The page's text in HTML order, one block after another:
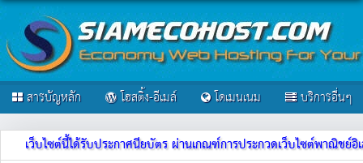
สารบัญหลัก โฮสติ้ง-อีเมล์ โดเมนเนม บริการอื่นๆ
เว็บไซต์นี้ได้รับประกาศนียบัตร ผ่านเกณฑ์การประกวดเว็บไซต์พาณิช